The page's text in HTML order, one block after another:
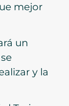
mejor
un
y la